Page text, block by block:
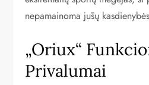
nepamainoma jūsų
„Oriux“
Privalumai